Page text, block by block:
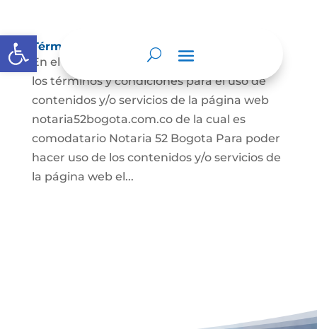
Abrir barra de herramientas
Términos y condiciones
En el presente documento se establecen
los términos y condiciones para el uso de
contenidos y/o servicios de la página web
notaria52bogota.com.co de la cual es
comodatario Notaria 52 Bogota Para poder
hacer uso de los contenidos y/o servicios de
la página web el...